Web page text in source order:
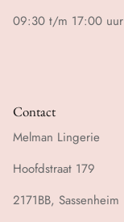
09:30 t/m 17:00 uur
Contact
Melman Lingerie
Hoofdstraat 179
2171BB, Sassenheim